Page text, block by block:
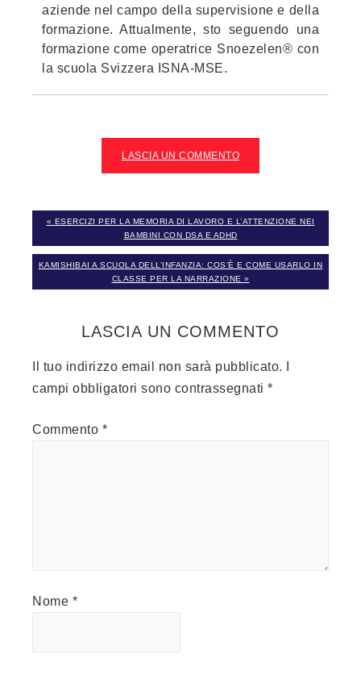
aziende nel campo della supervisione e della
formazione. Attualmente, sto seguendo una
formazione come operatrice Snoezelen® con
la scuola Svizzera ISNA-MSE.
LASCIA UN COMMENTO
« ESERCIZI PER LA MEMORIA DI LAVORO E L’ATTENZIONE NEI
BAMBINI CON DSA E ADHD
KAMISHIBAI A SCUOLA DELL’INFANZIA: COS’È E COME USARLO IN
CLASSE PER LA NARRAZIONE »
LASCIA UN COMMENTO
Il tuo indirizzo email non sarà pubblicato.
campi obbligatori sono contrassegnati *
Commento *
Nome *